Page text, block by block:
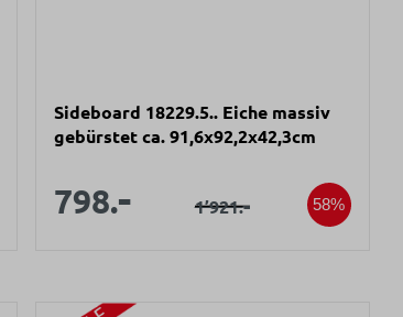
Sideboard 18229.5.. Eiche massiv
gebürstet ca. 91,6x92,2x42,3cm
Verkaufspreis:
Verkaufspreis:
798.- Regulärer Preis:
1’921.- 58%